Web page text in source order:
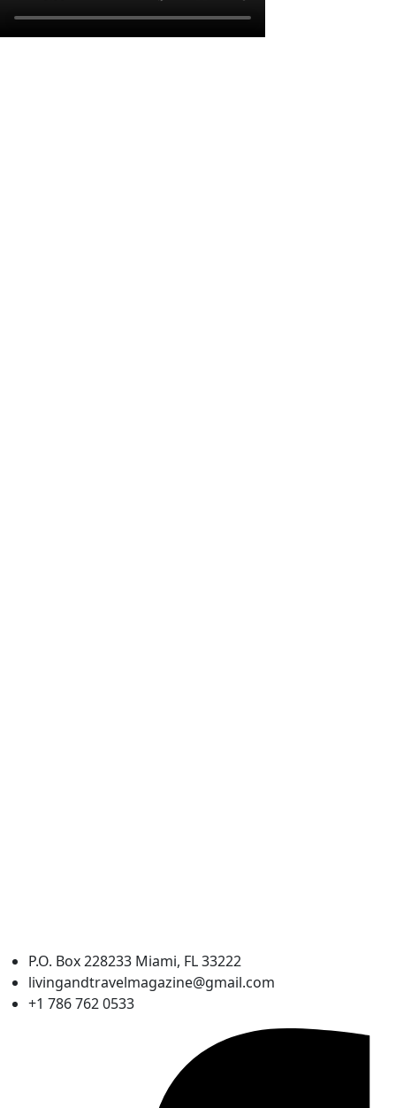
P.O. Box 228233 Miami, FL 33222
livingandtravelmagazine@gmail.com
+1 786 762 0533